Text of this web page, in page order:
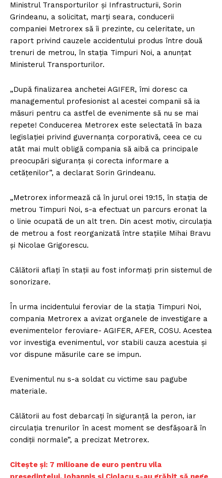
Ministrul Transporturilor şi Infrastructurii, Sorin
Grindeanu, a solicitat, marţi seara, conducerii
companiei Metrorex să îi prezinte, cu celeritate, un
raport privind cauzele accidentului produs între două
trenuri de metrou, în staţia Timpuri Noi, a anunțat
Ministerul Transporturilor.
„După finalizarea anchetei AGIFER, îmi doresc ca
managementul profesionist al acestei companii să ia
măsuri pentru ca astfel de evenimente să nu se mai
repete! Conducerea Metrorex este selectată în baza
legislaţiei privind guvernanţa corporativă, ceea ce cu
atât mai mult obligă compania să aibă ca principale
preocupări siguranţa şi corecta informare a
cetăţenilor”, a declarat Sorin Grindeanu.
„Metrorex informează că în jurul orei 19:15, în stația de
metrou Timpuri Noi, s-a efectuat un parcurs eronat la
o linie ocupată de un alt tren. Din acest motiv, circulația
de metrou a fost reorganizată între stațiile Mihai Bravu
și Nicolae Grigorescu.
Călătorii aflați în stații au fost informați prin sistemul de
sonorizare.
În urma incidentului feroviar de la stația Timpuri Noi,
compania Metrorex a avizat organele de investigare a
evenimentelor feroviare- AGIFER, AFER, COSU. Acestea
vor investiga evenimentul, vor stabili cauza acestuia și
vor dispune măsurile care se impun.
Evenimentul nu s-a soldat cu victime sau pagube
materiale.
Călătorii au fost debarcați în siguranță la peron, iar
circulația trenurilor în acest moment se desfășoară în
condiții normale”, a precizat Metrorex.
Citește și: 7 milioane de euro pentru vila